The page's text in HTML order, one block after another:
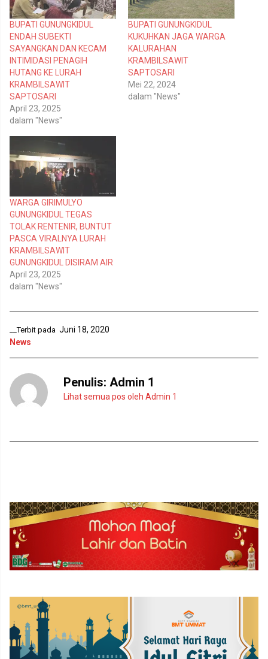
i
p
a
d
a
T
w
i
t
t
e
r
(
M
e
m
b
k
a
d
n
d
e
l
a
y
a
n
g
b
a
r
u
i
k
a
n
d
i
F
a
c
e
b
(
e
m
u
k
a
d
i
j
e
d
e
l
a
y
n
b
)
BUPATI GUNUNGKIDUL
ENDAH SUBEKTI
SAYANGKAN DAN KECAM
INTIMIDASI PENAGIH
HUTANG KE LURAH
KRAMBILSAWIT
SAPTOSARI
April 23, 2025
dalam "News"
BUPATI GUNUNGKIDUL
KUKUHKAN JAGA WARGA
KALURAHAN
KRAMBILSAWIT
SAPTOSARI
Mei 22, 2024
dalam "News"
WARGA GIRIMULYO
GUNUNGKIDUL TEGAS
TOLAK RENTENIR, BUNTUT
PASCA VIRALNYA LURAH
KRAMBILSAWIT
GUNUNGKIDUL DISIRAM AIR
April 23, 2025
dalam "News"
__Terbit pada Juni 18, 2020
News
Penulis: Admin 1
Lihat semua pos oleh Admin 1